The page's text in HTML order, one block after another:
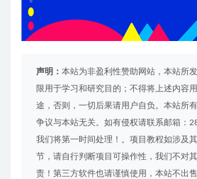
声明： 本站为非盈利性赞助网站，本站所
限用于学习和研究目的；不得将上述内容
途，否则，一切后果请用户自负。本站所
争议与本站无关。如有侵权请联系邮箱：
我们将第一时间处理！。项目教程如涉及
节，请自行判断项目可操作性，我们不对
责！第三方软件也请谨慎使用，本站不出